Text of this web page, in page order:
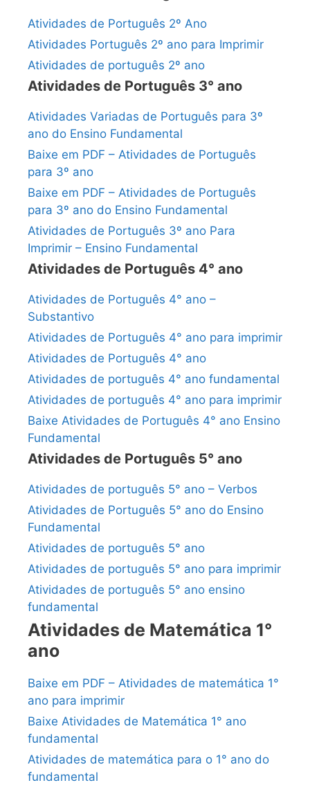
Atividades de Português 2º Ano
Atividades Português 2º ano para Imprimir
Atividades de português 2º ano
Atividades de Português 3° ano
Atividades Variadas de Português para 3º
ano do Ensino Fundamental
Baixe em PDF – Atividades de Português
para 3º ano
Baixe em PDF – Atividades de Português
para 3º ano do Ensino Fundamental
Atividades de Português 3º ano Para
Imprimir – Ensino Fundamental
Atividades de Português 4° ano
Atividades de Português 4° ano –
Substantivo
Atividades de Português 4° ano para imprimir
Atividades de Português 4° ano
Atividades de português 4° ano fundamental
Atividades de português 4° ano para imprimir
Baixe Atividades de Português 4° ano Ensino
Fundamental
Atividades de Português 5° ano
Atividades de português 5° ano – Verbos
Atividades de Português 5° ano do Ensino
Fundamental
Atividades de português 5° ano
Atividades de português 5° ano para imprimir
Atividades de português 5° ano ensino
fundamental
Atividades de Matemática 1°
ano
Baixe em PDF – Atividades de matemática 1°
ano para imprimir
Baixe Atividades de Matemática 1° ano
fundamental
Atividades de matemática para o 1° ano do
fundamental